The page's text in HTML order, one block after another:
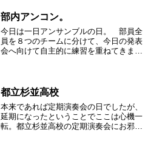
なりません！まあみんな忙...
部内アンコン。
今日は一日アンサンブルの日。 部員全
員を８つのチームに分けて、今日の発表
会へ向けて自主的に練習を重ねてきまし
心のチームも、自分たち...
都立杉並高校
本来であれば定期演奏会の日でしたが、
延期になったということでここは心機一
転。都立杉並高校の定期演奏会にお邪魔